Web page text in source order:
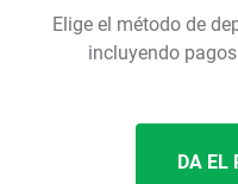
Elige el método de
incluyendo
DA EL